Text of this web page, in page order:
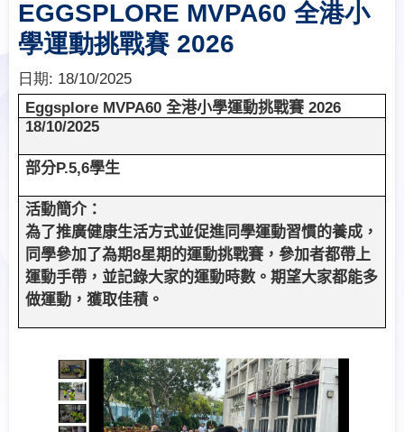
EGGSPLORE MVPA60 全港小
學運動挑戰賽 2026
日期: 18/10/2025
Eggsplore MVPA60全港小學運動挑戰賽2026
18/10/2025
部分P.5,6學生
活動簡介：
為了推廣健康生活方式並促進同學運動習慣的養成，
同學參加了為期8星期的運動挑戰賽，參加者都帶上
運動手帶，並記錄大家的運動時數。期望大家都能多
做運動，獲取佳積。